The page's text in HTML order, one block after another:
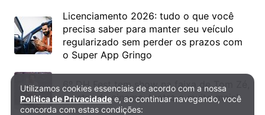
Licenciamento 2026: tudo o que você
precisa saber para manter seu veículo
regularizado sem perder os prazos com
o Super App Gringo
6º DH Fest tem show na faixa de Tom Zé,
mostra de cinema, teatro e muito mais!
Política de Privacidade e Cookies
Utilizamos cookies essenciais de acordo com a nossa
Política de Privacidade e, ao continuar navegando, você
concorda com estas condições: